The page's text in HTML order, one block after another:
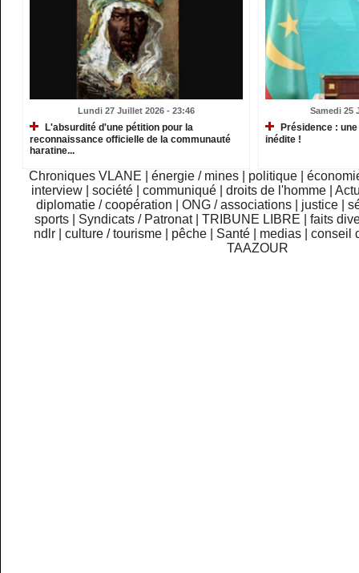
Lundi 27 Juillet 2026 - 23:46
L'absurdité d'une pétition pour la
reconnaissance officielle de la communauté
haratine...
Samedi 25
Présidence :
inédite !
Chroniques VLANE énergie / mines politique
interview
|société |communiqué |droits de l'homme |
diplomatie / coopération
ONG / associations justice
sports
Syndicats / Patronat TRIBUNE LIBRE
faits
ndlr
|culture / tourisme pêche Santé medias |conseil
TAAZOUR